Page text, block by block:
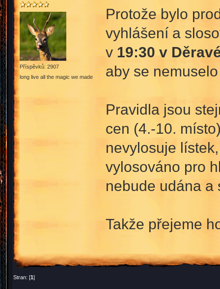
Příspěvků: 2907
long live all the magic we made
Protože bylo
vyhlášení a
v 19:30 v
aby se
Pravidla jsou
cen (4.-10.
nevylosuje
vylosováno pro
nebude udána
Takže přejeme
Stran: [1]